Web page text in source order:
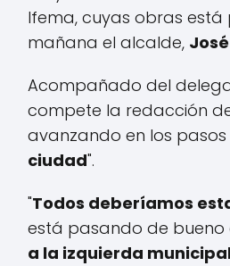
Ifema, cuyas obras
mañana el alcalde,
Acompañado del
compete la redacción
avanzando en los pasos
ciudad".
"Todos deberíamos
está pasando de bueno
a la izquierda